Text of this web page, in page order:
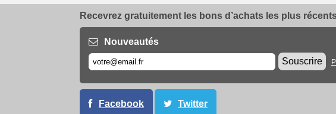
Recevrez gratuitement les bons d’achats les plus
Nouveautés
Souscrire
Facebook Twitter